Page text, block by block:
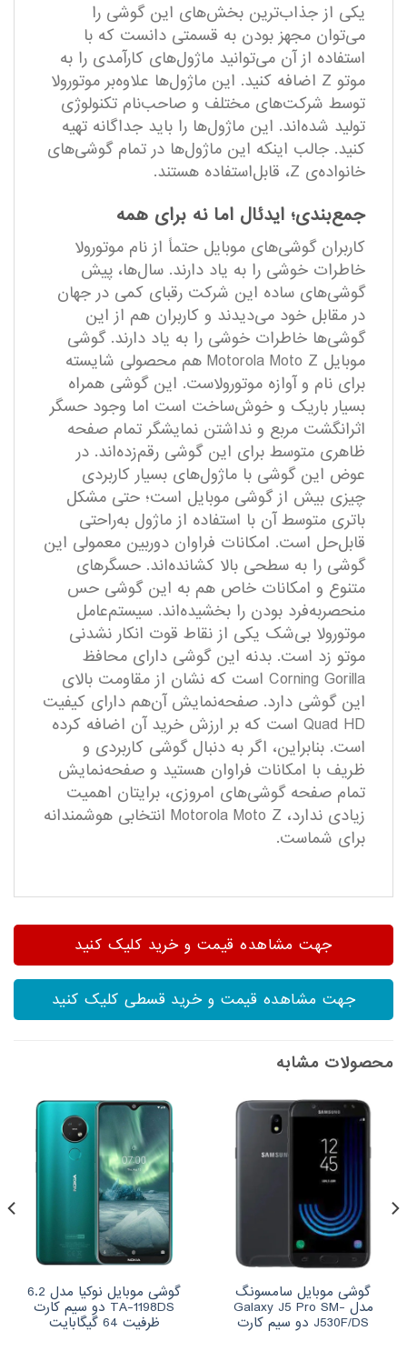
یکی از جذاب‌ترین بخش‌های این گوشی را
می‌توان مجهز بودن به قسمتی دانست که با
استفاده از آن می‌توانید ماژول‌های کارآمدی را به
موتو Z اضافه کنید. این ماژول‌ها علاوه‌بر موتورولا
توسط شرکت‌های مختلف و صاحب‌نام تکنولوژی
تولید شده‌اند. این ماژول‌ها را باید جداگانه تهیه
کنید. جالب اینکه این ماژول‌ها در تمام گوشی‌های
خانواده‌ی Z، قابل‌استفاده هستند.
جمع‌بندی؛ ایدئال اما نه برای همه
کاربران گوشی‌های موبایل حتماً از نام موتورولا
خاطرات خوشی را به یاد دارند. سال‌ها، پیش
گوشی‌های ساده این شرکت رقبای کمی در جهان
در مقابل خود می‌دیدند و کاربران هم از این
گوشی‌ها خاطرات خوشی را به یاد دارند. گوشی
موبایل Motorola Moto Z هم محصولی شایسته
برای نام و آوازه موتورولاست. این گوشی همراه
بسیار باریک و خوش‌ساخت است اما وجود حسگر
اثرانگشت مربع و نداشتن نمایشگر تمام صفحه
ظاهری متوسط برای این گوشی رقم‌زده‌اند. در
عوض این گوشی با ماژول‌های بسیار کاربردی
چیزی بیش از گوشی موبایل است؛ حتی مشکل
باتری متوسط آن با استفاده از ماژول به‌راحتی
قابل‌حل است. امکانات فراوان دوربین معمولی این
گوشی را به سطحی بالا کشانده‌اند. حسگرهای
متنوع و امکانات خاص هم به این گوشی حس
منحصربه‌فرد بودن را بخشیده‌اند. سیستم‌عامل
موتورولا بی‌شک یکی از نقاط قوت انکار نشدنی
موتو زد است. بدنه این گوشی دارای محافظ
Corning Gorilla است که نشان از مقاومت بالای
این گوشی دارد. صفحه‌نمایش آن‌هم دارای کیفیت
Quad HD است که بر ارزش خرید آن اضافه کرده
است. بنابراین، اگر به دنبال گوشی کاربردی و
ظریف با امکانات فراوان هستید و صفحه‌نمایش
تمام صفحه گوشی‌های امروزی، برایتان اهمیت
زیادی ندارد، Motorola Moto Z انتخابی هوشمندانه
برای شماست.
جهت مشاهده قیمت و خرید کلیک کنید
جهت مشاهده قیمت و خرید قسطی کلیک کنید
محصولات مشابه
گوشی موبایل سامسونگ
مدل Galaxy J5 Pro SM-
J530F/DS دو سیم‌ کارت
گوشی موبایل نوکیا مدل 6.2
TA-1198DS دو سیم کارت
ظرفیت 64 گیگابایت